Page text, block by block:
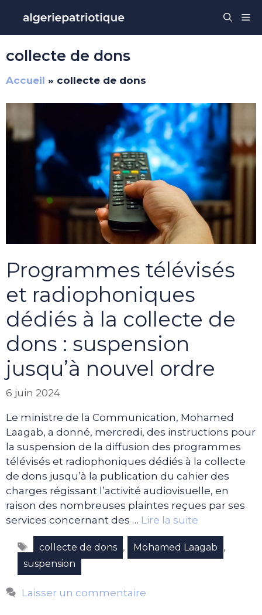
contenu
collecte de dons
Accueil » collecte de dons
Programmes télévisés
et radiophoniques
dédiés à la collecte de
dons : suspension
jusqu’à nouvel ordre
6 juin 2024
Le ministre de la Communication, Mohamed
Laagab, a donné, mercredi, des instructions pour
la suspension de la diffusion des programmes
télévisés et radiophoniques dédiés à la collecte
de dons jusqu’à la publication du cahier des
charges régissant l’activité audiovisuelle, en
raison des nombreuses plaintes reçues par ses
services concernant des … Lire la suite
Étiquettes
collecte de dons , Mohamed Laagab ,
suspension
Laisser un commentaire